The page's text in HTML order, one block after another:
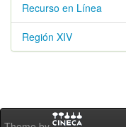
Recurso en Línea
Región XIV